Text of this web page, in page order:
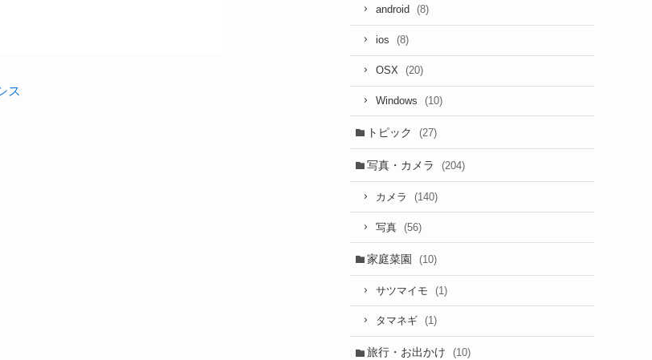
android (8)
ios (8)
OSX (20)
Windows (10)
トピック (27)
写真・カメラ (204)
カメラ (140)
写真 (56)
家庭菜園 (10)
サツマイモ (1)
タマネギ (1)
旅行・お出かけ (10)